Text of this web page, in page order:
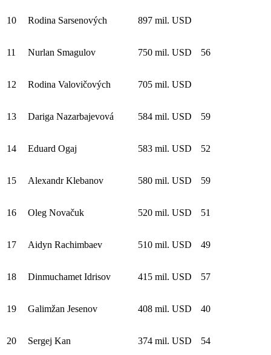
10 Rodina Sarsenových 897 mil. USD
11 Nurlan Smagulov 750 mil. USD 56
12 Rodina Valovičových 705 mil. USD
13 Dariga Nazarbajevová 584 mil. USD 59
14 Eduard Ogaj 583 mil. USD 52
15 Alexandr Klebanov 580 mil. USD 59
16 Oleg Novačuk 520 mil. USD 51
17 Aidyn Rachimbaev 510 mil. USD 49
18 Dinmuchamet Idrisov 415 mil. USD 57
19 Galimžan Jesenov 408 mil. USD 40
20 Sergej Kan 374 mil. USD 54